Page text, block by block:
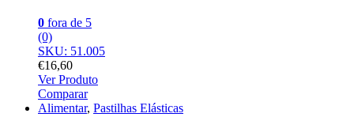
0 fora de 5
(0)
SKU: 51.005
€16,60
Ver Produto
Comparar
Alimentar, Pastilhas Elásticas